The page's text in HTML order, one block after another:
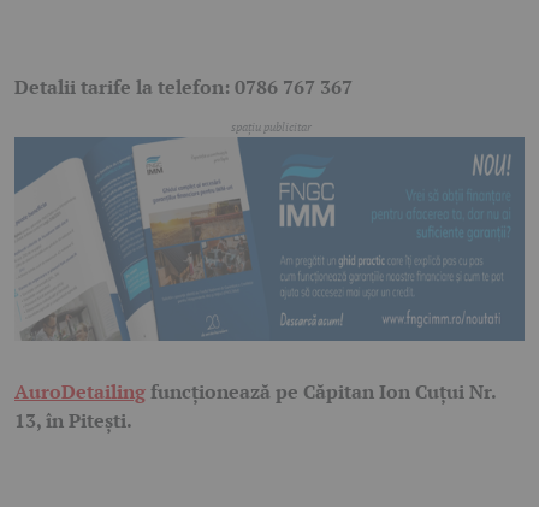
Detalii tarife la telefon: 0786 767 367
AuroDetailingfuncționează pe Căpitan Ion Cuțui Nr.
13, în Pitești.